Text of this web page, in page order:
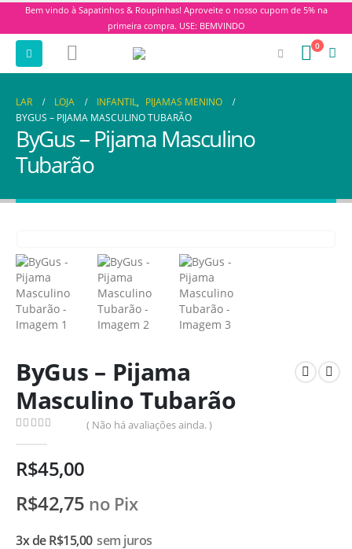
Bem vindo à Sapatinhos & Roupinhas! Aproveite o nosso cupom de 5% na
primeira compra. USE: BEMVINDO
0
LAR LOJA INFANTIL, PIJAMAS MENINO
BYGUS – PIJAMA MASCULINO TUBARÃO
ByGus – Pijama Masculino
Tubarão
ByGus – Pijama
Masculino Tubarão
( Não há avaliações ainda. )
R$45,00
R$42,75 no Pix
3x deR$15,00 sem juros